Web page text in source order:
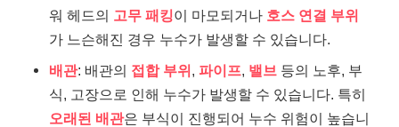
워 헤드의 고무 패킹이 마모되거나 호스 연결 부위
가 느슨해진 경우 누수가 발생할 수 있습니다.
배관: 배관의 접합 부위 파이프 밸브 등의 노후, 부
식, 고장으로 인해 누수가 발생할 수 있습니다. 특히
오래된 배관은 부식이 진행되어 누수 위험이 높습니